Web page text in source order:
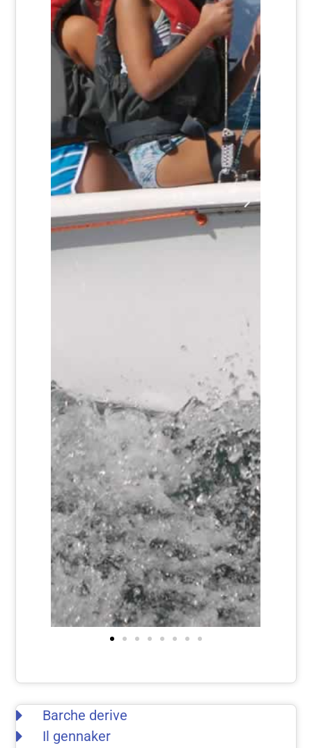
Barche derive
Il gennaker